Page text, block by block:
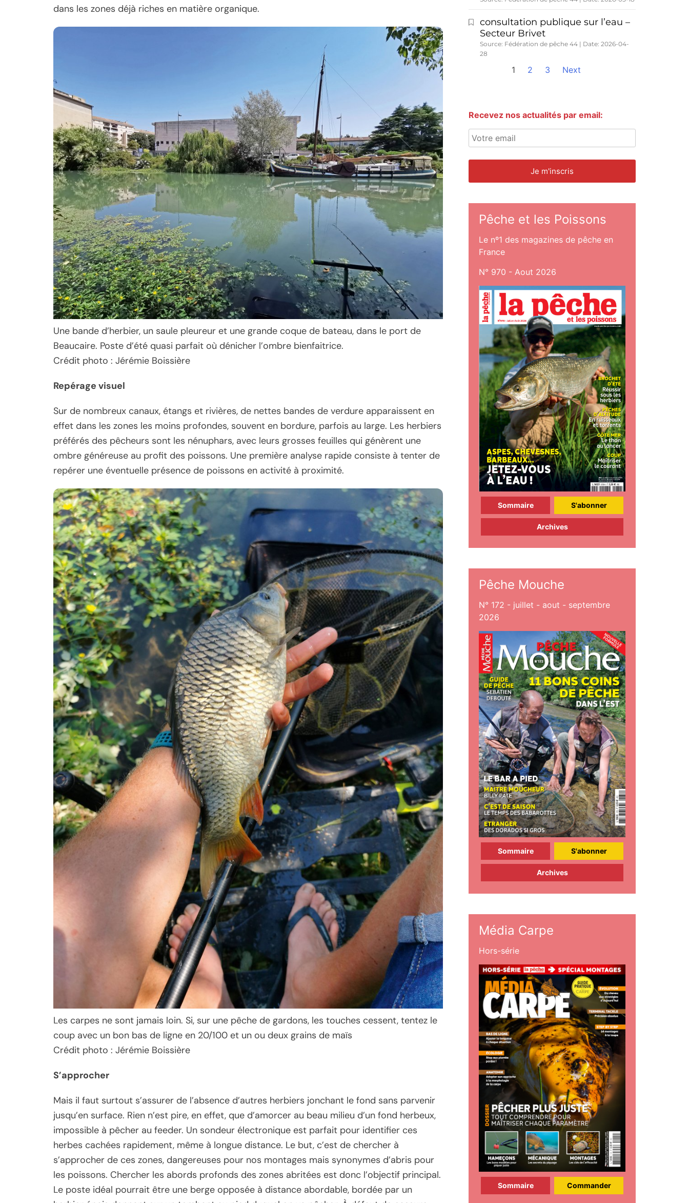
dans les zones déjà riches en matière organique.
Une bande d’herbier, un saule pleureur et une grande coque de bateau, dans le port de
Beaucaire. Poste d’été quasi parfait où dénicher l’ombre bienfaitrice.
Crédit photo : Jérémie Boissière
Repérage visuel
Sur de nombreux canaux, étangs et rivières, de nettes bandes de verdure apparaissent en
effet dans les zones les moins profondes, souvent en bordure, parfois au large. Les herbiers
préférés des pêcheurs sont les nénuphars, avec leurs grosses feuilles qui génèrent une
ombre généreuse au profit des poissons. Une première analyse rapide consiste à tenter de
repérer une éventuelle présence de poissons en activité à proximité.
Les carpes ne sont jamais loin. Si, sur une pêche de gardons, les touches cessent, tentez le
coup avec un bon bas de ligne en 20/100 et un ou deux grains de maïs
Crédit photo : Jérémie Boissière
S’approcher
Mais il faut surtout s’assurer de l’absence d’autres herbiers jonchant le fond sans parvenir
jusqu’en surface. Rien n’est pire, en effet, que d’amorcer au beau milieu d’un fond herbeux,
impossible à pêcher au feeder. Un sondeur électronique est parfait pour identifier ces
herbes cachées rapidement, même à longue distance. Le but, c’est de chercher à
s’approcher de ces zones, dangereuses pour nos montages mais synonymes d’abris pour
les poissons. Chercher les abords profonds des zones abritées est donc l’objectif principal.
Le poste idéal pourrait être une berge opposée à distance abordable, bordée par un
consultation publique sur l’eau –
Secteur Brivet
Source: Fédération de pêche 44
Date: 2026-04-
28
1 2 3 Next
Recevez nos actualités par email:
Pêche et les Poissons
Le nº1 des magazines de pêche en
France
N° 970 - Aout 2026
Sommaire S'abonner
Archives
Pêche Mouche
N° 172 - juillet - aout - septembre
2026
Sommaire S'abonner
Archives
Média Carpe
Hors-série
Sommaire Commander